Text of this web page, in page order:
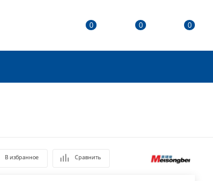
0 0 0
В избранное Сравнить